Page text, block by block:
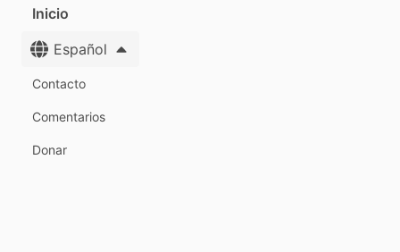
Inicio
Español
Contacto
Comentarios
Donar